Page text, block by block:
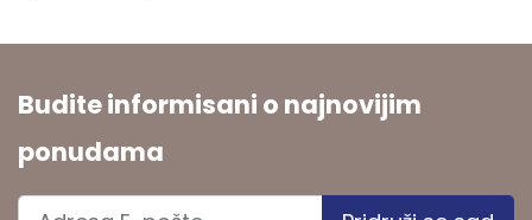
Budite informisani o najnovijim
ponudama